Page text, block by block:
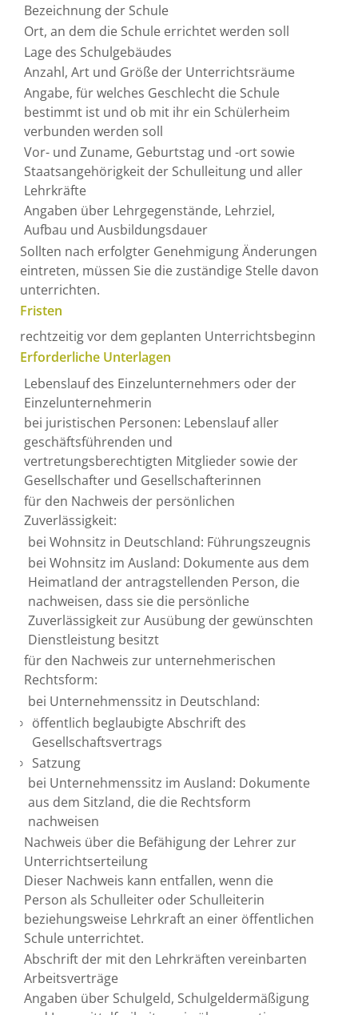
Bezeichnung der Schule
Ort, an dem die Schule errichtet werden soll
Lage des Schulgebäudes
Anzahl, Art und Größe der Unterrichtsräume
Angabe, für welches Geschlecht die Schule
bestimmt ist und ob mit ihr ein Schülerheim
verbunden werden soll
Vor- und Zuname, Geburtstag und -ort sowie
Staatsangehörigkeit der Schulleitung und aller
Lehrkräfte
Angaben über Lehrgegenstände, Lehrziel,
Aufbau und Ausbildungsdauer
Sollten nach erfolgter Genehmigung Änderungen
eintreten, müssen Sie die zuständige Stelle davon
unterrichten.
Fristen
rechtzeitig vor dem geplanten Unterrichtsbeginn
Erforderliche Unterlagen
Lebenslauf des Einzelunternehmers oder der
Einzelunternehmerin
bei juristischen Personen: Lebenslauf aller
geschäftsführenden und
vertretungsberechtigten Mitglieder sowie der
Gesellschafter und Gesellschafterinnen
für den Nachweis der persönlichen
Zuverlässigkeit:
bei Wohnsitz in Deutschland: Führungszeugnis
bei Wohnsitz im Ausland: Dokumente aus dem
Heimatland der antragstellenden Person, die
nachweisen, dass sie die persönliche
Zuverlässigkeit zur Ausübung der gewünschten
Dienstleistung besitzt
für den Nachweis zur unternehmerischen
Rechtsform:
bei Unternehmenssitz in Deutschland:
öffentlich beglaubigte Abschrift des
Gesellschaftsvertrags
Satzung
bei Unternehmenssitz im Ausland: Dokumente
aus dem Sitzland, die die Rechtsform
nachweisen
Nachweis über die Befähigung der Lehrer zur
Unterrichtserteilung
Dieser Nachweis kann entfallen, wenn die
Person als Schulleiter oder Schulleiterin
beziehungsweise Lehrkraft an einer öffentlichen
Schule unterrichtet.
Abschrift der mit den Lehrkräften vereinbarten
Arbeitsverträge
Angaben über Schulgeld, Schulgeldermäßigung